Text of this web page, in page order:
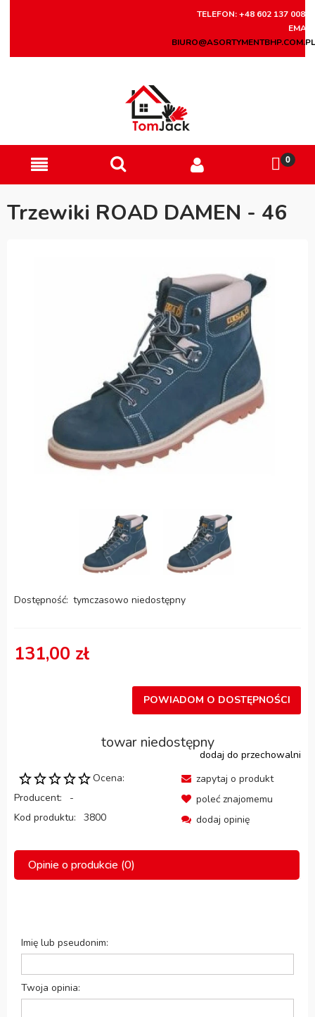
TELEFON: +48 602 137 008
EMAIL:
BIURO@ASORTYMENTBHP.COM.PL
Trzewiki ROAD DAMEN - 46
Dostępność: tymczasowo niedostępny
131,00 zł
POWIADOM O DOSTĘPNOŚCI
towar niedostępny
dodaj do przechowalni
Ocena:
Producent:
-
Kod produktu:
3800
zapytaj o produkt
poleć znajomemu
dodaj opinię
Opinie o produkcie (0)
Imię lub pseudonim:
Twoja opinia: